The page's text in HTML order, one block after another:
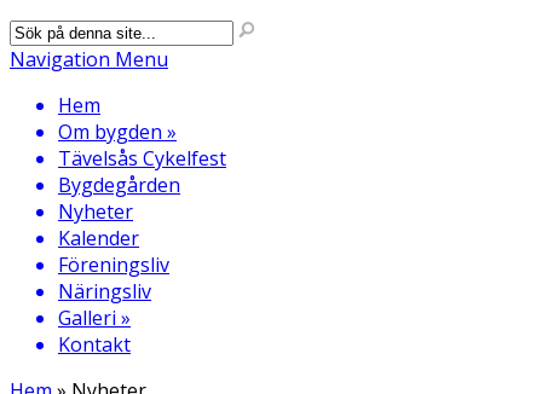
Navigation Menu
Hem
Om bygden »
Tävelsås Cykelfest
Bygdegården
Nyheter
Kalender
Föreningsliv
Näringsliv
Galleri »
Kontakt